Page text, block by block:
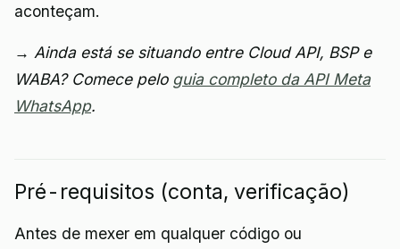
aconteçam.
→ Ainda está se situando entre Cloud API, BSP e
WABA? Comece pelo guia completo da API Meta
WhatsApp.
Pré-requisitos (conta, verificação)
Antes de mexer em qualquer código ou